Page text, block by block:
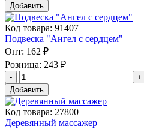
Добавить
Код товара: 91407
Подвеска "Ангел с сердцем"
Опт: 162 ₽
Розница: 243 ₽
Добавить
Код товара: 27800
Деревянный массажер